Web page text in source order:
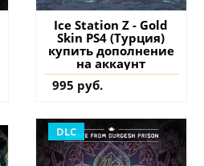
Ice Station Z - Gold
Skin PS4 (Турция)
купить дополнение
на аккаунт
995 руб.
DLC